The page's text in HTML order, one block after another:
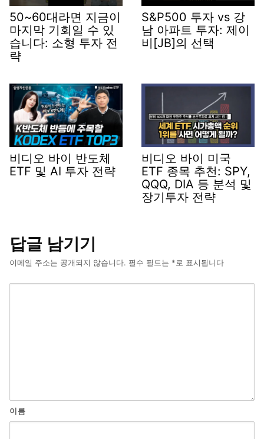
50~60대라면 지금이
마지막 기회일 수 있
습니다: 소형 투자 전
략
S&P500 투자 vs 강
남 아파트 투자: 제이
비[JB]의 선택
비디오 바이 반도체
ETF 및 AI 투자 전략
비디오 바이 미국
ETF 종목 추천: SPY,
QQQ, DIA 등 분석 및
장기투자 전략
답글 남기기
이메일 주소는 공개되지 않습니다. 필수 필드는 *로 표시됩니다
이름